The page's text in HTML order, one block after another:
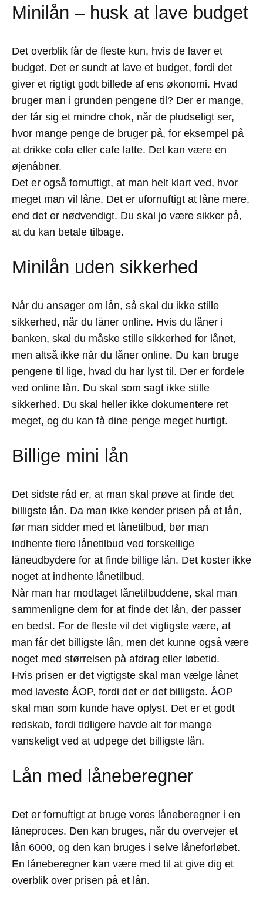
Minilån – husk at lave budget
Det overblik får de fleste kun, hvis de laver et
budget. Det er sundt at lave et budget, fordi det
giver et rigtigt godt billede af ens økonomi. Hvad
bruger man i grunden pengene til? Der er mange,
der får sig et mindre chok, når de pludseligt ser,
hvor mange penge de bruger på, for eksempel på
at drikke cola eller cafe latte. Det kan være en
øjenåbner.
Det er også fornuftigt, at man helt klart ved, hvor
meget man vil låne. Det er ufornuftigt at låne mere,
end det er nødvendigt. Du skal jo være sikker på,
at du kan betale tilbage.
Minilån uden sikkerhed
Når du ansøger om lån, så skal du ikke stille
sikkerhed, når du låner online. Hvis du låner i
banken, skal du måske stille sikkerhed for lånet,
men altså ikke når du låner online. Du kan bruge
pengene til lige, hvad du har lyst til. Der er fordele
ved online lån. Du skal som sagt ikke stille
sikkerhed. Du skal heller ikke dokumentere ret
meget, og du kan få dine penge meget hurtigt.
Billige mini lån
Det sidste råd er, at man skal prøve at finde det
billigste lån. Da man ikke kender prisen på et lån,
før man sidder med et lånetilbud, bør man
indhente flere lånetilbud ved forskellige
låneudbydere for at finde billige lån. Det koster ikke
noget at indhente lånetilbud.
Når man har modtaget lånetilbuddene, skal man
sammenligne dem for at finde det lån, der passer
en bedst. For de fleste vil det vigtigste være, at
man får det billigste lån, men det kunne også være
noget med størrelsen på afdrag eller løbetid.
Hvis prisen er det vigtigste skal man vælge lånet
med laveste ÅOP, fordi det er det billigste. ÅOP
skal man som kunde have oplyst. Det er et godt
redskab, fordi tidligere havde alt for mange
vanskeligt ved at udpege det billigste lån.
Lån med låneberegner
Det er fornuftigt at bruge vores låneberegner i en
låneproces. Den kan bruges, når du overvejer et
lån 6000, og den kan bruges i selve låneforløbet.
En låneberegner kan være med til at give dig et
overblik over prisen på et lån.